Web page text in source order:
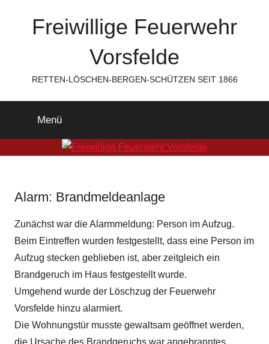
Freiwillige Feuerwehr
Vorsfelde
RETTEN-LÖSCHEN-BERGEN-SCHÜTZEN SEIT 1866
Menü
Alarm: Brandmeldeanlage
Zunächst war die Alarmmeldung: Person im Aufzug.
Beim Eintreffen wurden festgestellt, dass eine Person im
Aufzug stecken geblieben ist, aber zeitgleich ein
Brandgeruch im Haus festgestellt wurde.
Umgehend wurde der Löschzug der Feuerwehr
Vorsfelde hinzu alarmiert.
Die Wohnungstür musste gewaltsam geöffnet werden,
die Ursache des Brandgeruchs war angebranntes